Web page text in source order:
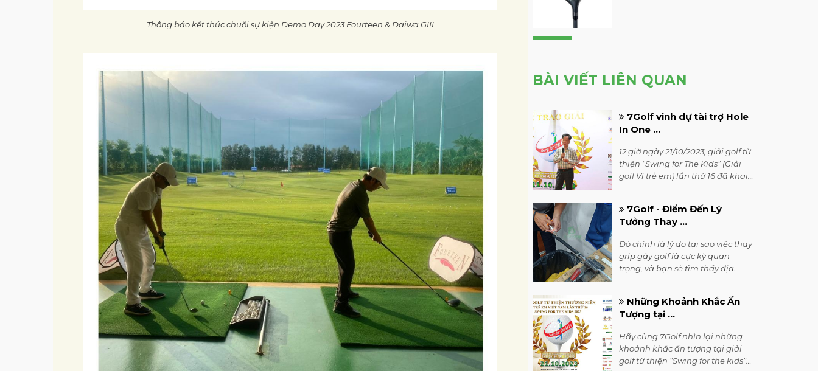
Thông báo kết thúc chuỗi sự kiện Demo Day 2023 Fourteen & Daiwa GIII
BÀI VIẾT LIÊN QUAN
7Golf vinh dự tài trợ Hole
In One ...
12 giờ ngày 21/10/2023, giải golf từ
thiện “Swing for The Kids” (Giải
golf Vì trẻ em) lần thứ 16 đã khai
Đây là một giải golf có ý nghĩa xã
hội, lâu năm nhất ở Việt Nam.
động hảo tâm của các golfer,
của các nhà tài trợ để hỗ trợ trẻ
em nghèo học giỏi.
7Golf - Điểm Đến Lý
Tưởng Thay ...
Đó chính là lý do tại sao việc thay
grip gậy golf là cực kỳ quan
trọng, và bạn sẽ tìm thấy địa
thị 7Golf.
Những Khoảnh Khắc Ấn
Tượng tại ...
Hãy cùng 7Golf nhìn lại những
khoảnh khắc ấn tượng tại giải
golf từ thiện “Swing for the kids”